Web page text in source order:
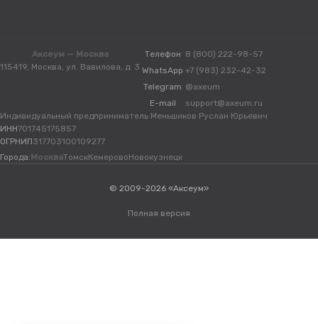
Аксеум — Москва
115419, Москва, ул. Вавилова, д. 3
Телефон 8 (800) 222-98-57
WhatsApp +7 (983) 232-42-32
Telegram @axeum
E-mail
support@axeum.ru
Индивидуальный предприниматель Меньшиков Руслан Юрьевич
ИНН701745175857
ОГРНИП317703100109277
Города: МоскваТомскКемеровоНовокузнецк
© 2009-2026 «Аксеум»
Полная версия